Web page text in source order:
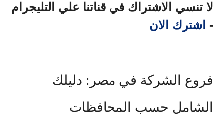
لا تنسي الاشتراك في قناتنا علي التليجرام
- اشترك الان
فروع الشركة في مصر: دليلك
الشامل حسب المحافظات